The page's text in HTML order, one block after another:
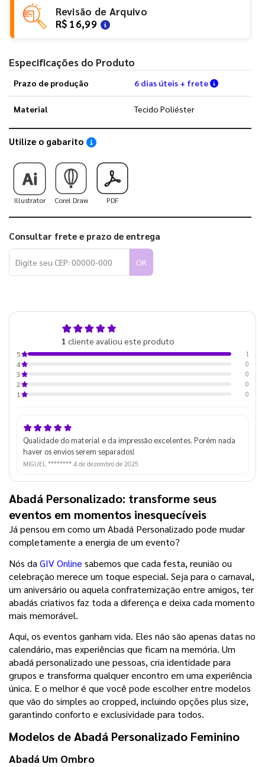
Revisão de Arquivo
R$ 16,99
Especificações do Produto
Prazo de produção 6 dias úteis + frete Verifique
Material Tecido Poliéster
Utilize o gabarito Saiba como utilizar os nossos gabaritos
Illustrator Corel Draw PDF
Consultar frete e prazo de entrega
OK
1 cliente avaliou este produto
5
1
4
0
3
0
2
0
1
0
Qualidade do material e da impressão excelentes. Porém nada
haver os envios serem separados!
MIGUEL ******** 4 de dezembro de 2025
Abadá Personalizado: transforme seus
eventos em momentos inesquecíveis
Já pensou em como um Abadá Personalizado pode mudar
completamente a energia de um evento?
Nós da GIV Online sabemos que cada festa, reunião ou
celebração merece um toque especial. Seja para o carnaval,
um aniversário ou aquela confraternização entre amigos, ter
abadás criativos faz toda a diferença e deixa cada momento
mais memorável.
Aqui, os eventos ganham vida. Eles não são apenas datas no
calendário, mas experiências que ficam na memória. Um
abadá personalizado une pessoas, cria identidade para
grupos e transforma qualquer encontro em uma experiência
única. E o melhor é que você pode escolher entre modelos
que vão do simples ao cropped, incluindo opções plus size,
garantindo conforto e exclusividade para todos.
Modelos de Abadá Personalizado Feminino
Abadá Um Ombro